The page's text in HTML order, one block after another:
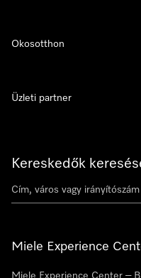
Kereskedők
Miele Experience
Miele Experience Center –
Okosotthon
Üzleti partner